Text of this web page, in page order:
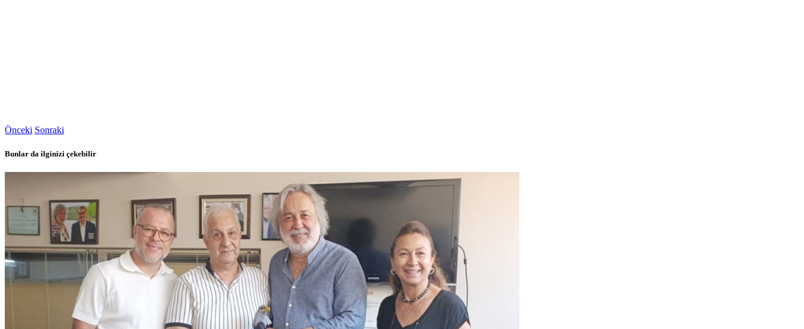
Önceki Sonraki
Bunlar da ilginizi çekebilir